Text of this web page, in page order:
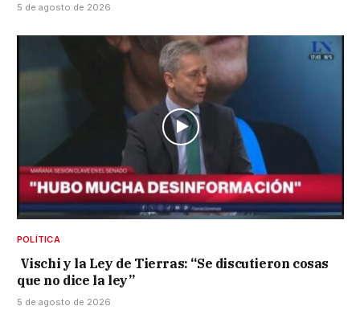
5 de agosto de 2026
POLÍTICA
Vischi y la Ley de Tierras: “Se discutieron cosas
que no dice la ley”
5 de agosto de 2026